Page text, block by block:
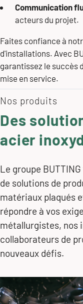
Communication
acteurs du projet.
Faites confiance à
d'installations. Avec
garantissez le succès
mise en service.
Nos produits
Des
acier
Le groupe
de solutions de
matériaux plaqués
répondre à vos
métallurgistes, nos
collaborateurs de
nouveaux défis.